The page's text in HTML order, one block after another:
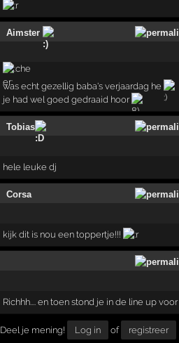
Aimster
was echt gezellig baba's verjaardag he
je had wel goed gedraaid hoor
Tobias
hele leuke dj
Corsa
kijk dit is nou een toppertje!!!
Richhh.... en toen stond je in de line up voor
Deel je mening! Log in of registreer